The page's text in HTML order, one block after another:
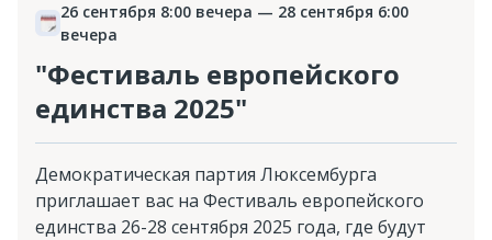
26 сентября 8:00 вечера — 28 сентября 6:00
вечера
"Фестиваль европейского
единства 2025"
Демократическая партия Люксембурга
приглашает вас на Фестиваль европейского
единства 26-28 сентября 2025 года, где будут